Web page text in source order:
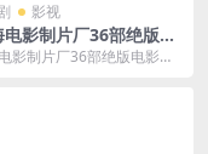
影视
电影制片厂36部绝版电
》[MP4/81GB]云网盘
影制片厂36部绝版电影合